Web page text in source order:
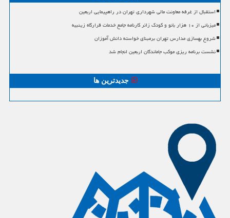
استقبال از غرفه معاونت مالی شهرداری تهران در راهپیمایی اربعین
میزبانی از ۱۰ هزار بانو و کودک زائر کارنامه جامع خدمات قرارگاه زینبیه
شروع بهسازی مدارس تهران برمبنای خواسته دانش آموزان
نشست برنامه ریزی موکب جاماندگان اربعین انجام شد
جدیدترین ها